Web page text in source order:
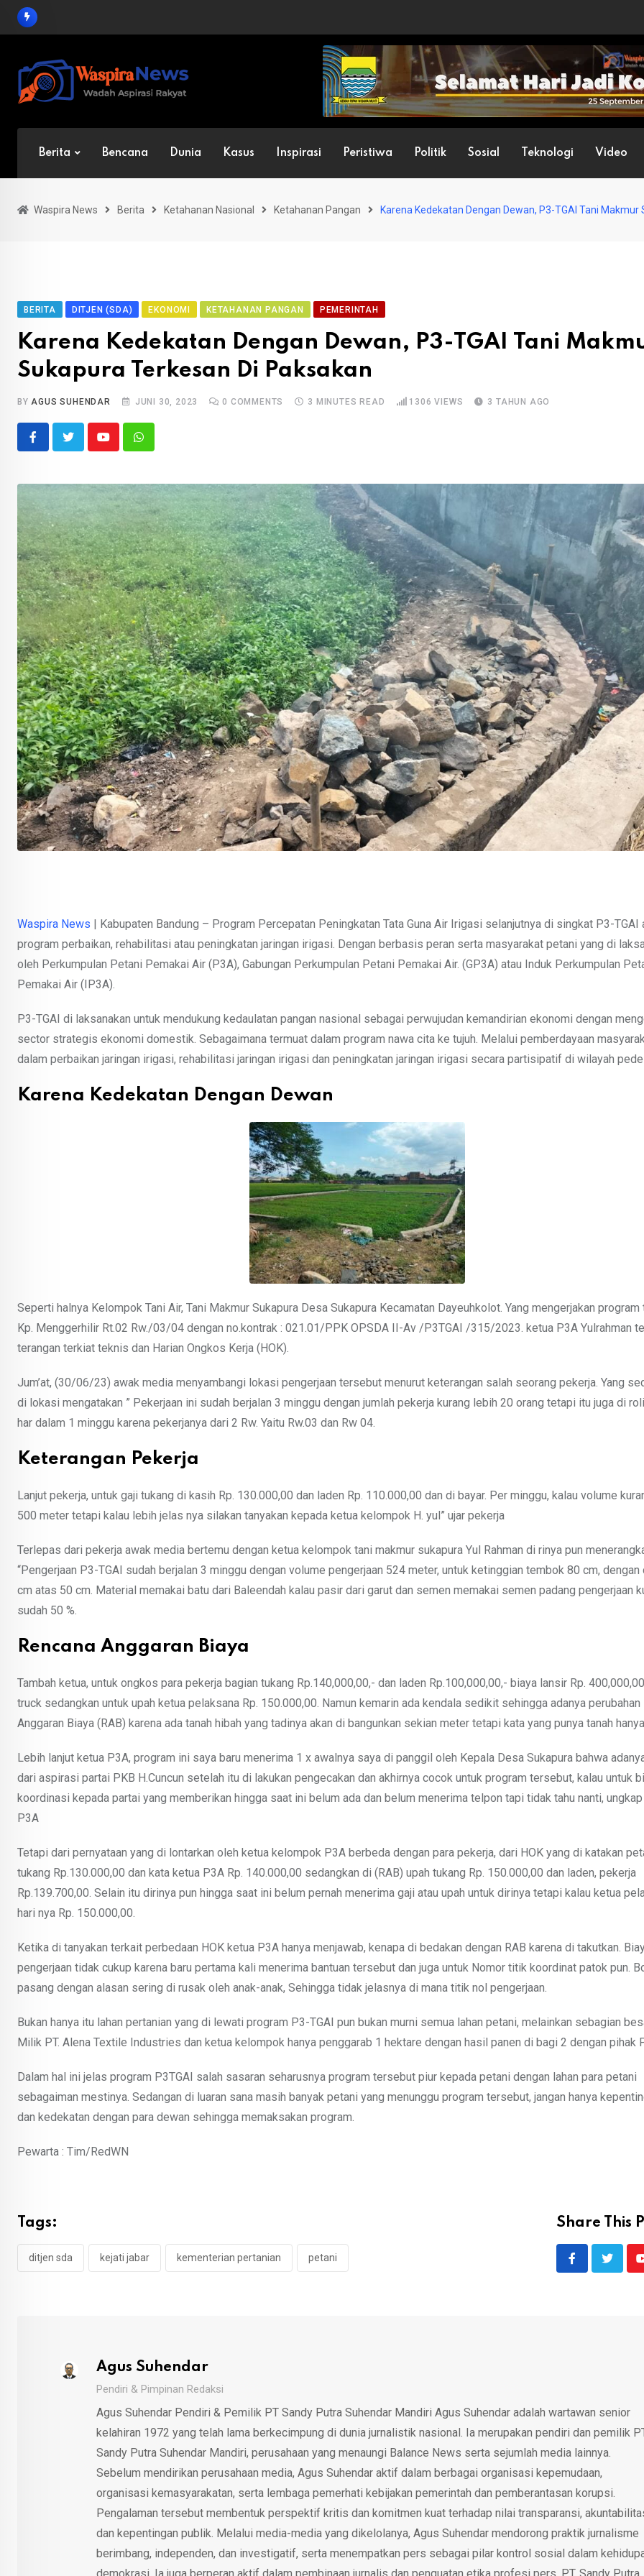
Skip
Berita Bencana Dunia Kasus Inspirasi Peristiwa Politik Sosial Teknologi Video
Waspira News Berita Ketahanan Nasional Ketahanan Pangan Karena Kedekatan Dengan Dewan, P3-TGAI Tani
BERITA DITJEN (SDA) EKONOMI KETAHANAN PANGAN PEMERINTAH
Karena Kedekatan Dengan Dewan, P3-TGAI Tani
Sukapura Terkesan Di Paksakan
BYAGUS SUHENDAR JUNI 30, 2023 0 COMMENTS 3 MINUTES READ 1306 VIEWS 3 TAHUN AGO
YoutubeWhatsapp
Waspira News | Kabupaten Bandung – Program Percepatan Peningkatan Tata Guna Air Irigasi selanjutnya di singkat P3-TGAI
program perbaikan, rehabilitasi atau peningkatan jaringan irigasi. Dengan berbasis peran serta masyarakat petani yang di
oleh Perkumpulan Petani Pemakai Air (P3A), Gabungan Perkumpulan Petani Pemakai Air. (GP3A) atau Induk Perkumpulan
Pemakai Air (IP3A).
P3-TGAI di laksanakan untuk mendukung kedaulatan pangan nasional sebagai perwujudan kemandirian ekonomi dengan
sector strategis ekonomi domestik. Sebagaimana termuat dalam program nawa cita ke tujuh. Melalui pemberdayaan
dalam perbaikan jaringan irigasi, rehabilitasi jaringan irigasi dan peningkatan jaringan irigasi secara partisipatif di wilayah
Karena Kedekatan Dengan Dewan
Seperti halnya Kelompok Tani Air, Tani Makmur Sukapura Desa Sukapura Kecamatan Dayeuhkolot. Yang mengerjakan
Kp. Menggerhilir Rt.02 Rw./03/04 dengan no.kontrak : 021.01/PPK OPSDA II-Av /P3TGAI /315/2023. ketua P3A Yulrahman
terangan terkiat teknis dan Harian Ongkos Kerja (HOK).
Jum’at, (30/06/23) awak media menyambangi lokasi pengerjaan tersebut menurut keterangan salah seorang pekerja. Yang
di lokasi mengatakan ” Pekerjaan ini sudah berjalan 3 minggu dengan jumlah pekerja kurang lebih 20 orang tetapi itu juga di
har dalam 1 minggu karena pekerjanya dari 2 Rw. Yaitu Rw.03 dan Rw 04.
Keterangan Pekerja
Lanjut pekerja, untuk gaji tukang di kasih Rp. 130.000,00 dan laden Rp. 110.000,00 dan di bayar. Per minggu, kalau volume
500 meter tetapi kalau lebih jelas nya silakan tanyakan kepada ketua kelompok H. yul” ujar pekerja
Terlepas dari pekerja awak media bertemu dengan ketua kelompok tani makmur sukapura Yul Rahman di rinya pun
“Pengerjaan P3-TGAI sudah berjalan 3 minggu dengan volume pengerjaan 524 meter, untuk ketinggian tembok 80 cm, dengan
cm atas 50 cm. Material memakai batu dari Baleendah kalau pasir dari garut dan semen memakai semen padang pengerjaan
sudah 50 %.
Rencana Anggaran Biaya
Tambah ketua, untuk ongkos para pekerja bagian tukang Rp.140,000,00,- dan laden Rp.100,000,00,- biaya lansir Rp.
truck sedangkan untuk upah ketua pelaksana Rp. 150.000,00. Namun kemarin ada kendala sedikit sehingga adanya perubahan
Anggaran Biaya (RAB) karena ada tanah hibah yang tadinya akan di bangunkan sekian meter tetapi kata yang punya tanah
Lebih lanjut ketua P3A, program ini saya baru menerima 1 x awalnya saya di panggil oleh Kepala Desa Sukapura bahwa
dari aspirasi partai PKB H.Cuncun setelah itu di lakukan pengecakan dan akhirnya cocok untuk program tersebut, kalau untuk
koordinasi kepada partai yang memberikan hingga saat ini belum ada dan belum menerima telpon tapi tidak tahu nanti,
P3A
Tetapi dari pernyataan yang di lontarkan oleh ketua kelompok P3A berbeda dengan para pekerja, dari HOK yang di katakan
tukang Rp.130.000,00 dan kata ketua P3A Rp. 140.000,00 sedangkan di (RAB) upah tukang Rp. 150.000,00 dan laden, pekerja
Rp.139.700,00. Selain itu dirinya pun hingga saat ini belum pernah menerima gaji atau upah untuk dirinya tetapi kalau ketua
hari nya Rp. 150.000,00.
Ketika di tanyakan terkait perbedaan HOK ketua P3A hanya menjawab, kenapa di bedakan dengan RAB karena di takutkan.
pengerjaan tidak cukup karena baru pertama kali menerima bantuan tersebut dan juga untuk Nomor titik koordinat patok pun.
pasang dengan alasan sering di rusak oleh anak-anak, Sehingga tidak jelasnya di mana titik nol pengerjaan.
Bukan hanya itu lahan pertanian yang di lewati program P3-TGAI pun bukan murni semua lahan petani, melainkan sebagian
Milik PT. Alena Textile Industries dan ketua kelompok hanya penggarab 1 hektare dengan hasil panen di bagi 2 dengan pihak
Dalam hal ini jelas program P3TGAI salah sasaran seharusnya program tersebut piur kepada petani dengan lahan para petani
sebagaiman mestinya. Sedangan di luaran sana masih banyak petani yang menunggu program tersebut, jangan hanya
dan kedekatan dengan para dewan sehingga memaksakan program.
Pewarta : Tim/RedWN
Tags:
ditjen sda kejati jabar kementerian pertanian petani
Share This
Agus Suhendar
Pendiri & Pimpinan Redaksi
Agus Suhendar Pendiri & Pemilik PT Sandy Putra Suhendar Mandiri Agus Suhendar adalah wartawan senior
kelahiran 1972 yang telah lama berkecimpung di dunia jurnalistik nasional. Ia merupakan pendiri dan pemilik
Sandy Putra Suhendar Mandiri, perusahaan yang menaungi Balance News serta sejumlah media lainnya.
Sebelum mendirikan perusahaan media, Agus Suhendar aktif dalam berbagai organisasi kepemudaan,
organisasi kemasyarakatan, serta lembaga pemerhati kebijakan pemerintah dan pemberantasan korupsi.
Pengalaman tersebut membentuk perspektif kritis dan komitmen kuat terhadap nilai transparansi,
dan kepentingan publik. Melalui media-media yang dikelolanya, Agus Suhendar mendorong praktik jurnalisme
berimbang, independen, dan investigatif, serta menempatkan pers sebagai pilar kontrol sosial dalam